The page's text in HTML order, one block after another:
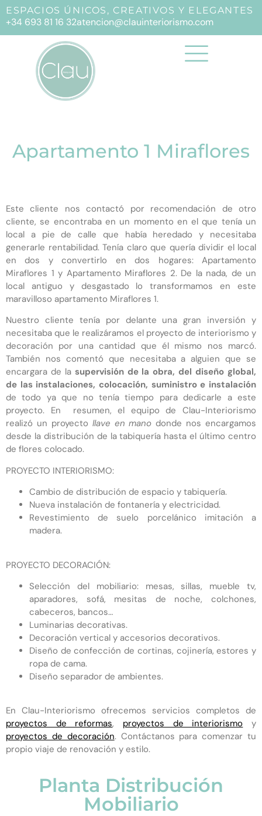
ESPACIOS ÚNICOS, CREATIVOS Y ELEGANTES
+34 693 81 16 32atencion@clauinteriorismo.com
Apartamento 1 Miraflores
Este cliente nos contactó por recomendación de otro
cliente, se encontraba en un momento en el que tenía un
local a pie de calle que había heredado y necesitaba
generarle rentabilidad. Tenía claro que quería dividir el local
en dos y convertirlo en dos hogares: Apartamento
Miraflores 1 y Apartamento Miraflores 2. De la nada, de un
local antiguo y desgastado lo transformamos en este
maravilloso apartamento Miraflores 1.
Nuestro cliente tenía por delante una gran inversión y
necesitaba que le realizáramos el proyecto de interiorismo y
decoración por una cantidad que él mismo nos marcó.
También nos comentó que necesitaba a alguien que se
encargara de la supervisión de la obra, del diseño global,
de las instalaciones, colocación, suministro e instalación
de todo ya que no tenía tiempo para dedicarle a este
proyecto. En resumen, el equipo de Clau-Interiorismo
realizó un proyecto llave en mano donde nos encargamos
desde la distribución de la tabiquería hasta el último centro
de flores colocado.
PROYECTO INTERIORISMO:
Cambio de distribución de espacio y tabiquería.
Nueva instalación de fontanería y electricidad.
Revestimiento de suelo porcelánico imitación a
madera.
PROYECTO DECORACIÓN:
Selección del mobiliario: mesas, sillas, mueble tv,
aparadores, sofá, mesitas de noche, colchones,
cabeceros, bancos…
Luminarias decorativas.
Decoración vertical y accesorios decorativos.
Diseño de confección de cortinas, cojinería, estores y
ropa de cama.
Diseño separador de ambientes.
En Clau-Interiorismo ofrecemos servicios completos de
proyectos de reformas, proyectos de interiorismo y
proyectos de decoración. Contáctanos para comenzar tu
propio viaje de renovación y estilo.
Planta Distribución
Mobiliario